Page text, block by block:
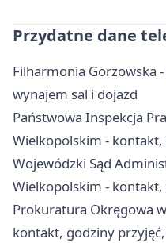
Przydatne dane
Filharmonia Gorzowska
wynajem sal i dojazd
Państwowa Inspekcja
Wielkopolskim -
Wojewódzki Sąd
Wielkopolskim - kontakt,
Prokuratura Okręgowa
kontakt, godziny przyjęć,